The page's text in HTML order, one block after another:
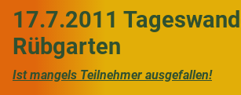
17.7.2011
Rübgarten
Ist mangels Teilnehmer ausgefallen!